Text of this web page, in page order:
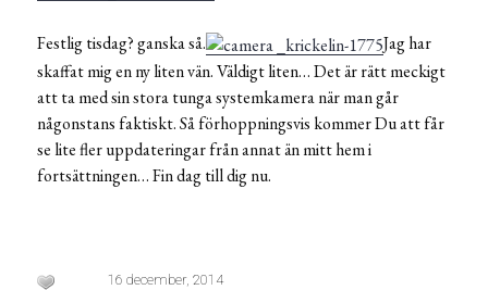
Festlig tisdag? ganska så.
Jag har
skaffat mig en ny liten vän. Väldigt liten… Det är rätt meckigt
att ta med sin stora tunga systemkamera när man går
någonstans faktiskt. Så förhoppningsvis kommer Du att får
se lite fler uppdateringar från annat än mitt hem i
fortsättningen… Fin dag till dig nu.
16 december, 2014